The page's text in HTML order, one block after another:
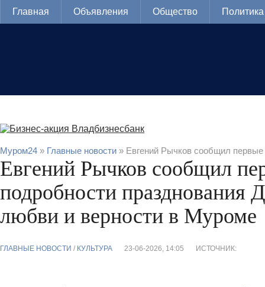
Главная Объявления Общество Политика
Муром24 » Главные новости » Евгений Рычков сообщил
Евгений Рычков сообщил
подробности празднования
любви и верности в Муроме
ГЛАВНЫЕ НОВОСТИ / КУЛЬТУРА 23-06-2026, 14:05 ИСТОЧНИК: